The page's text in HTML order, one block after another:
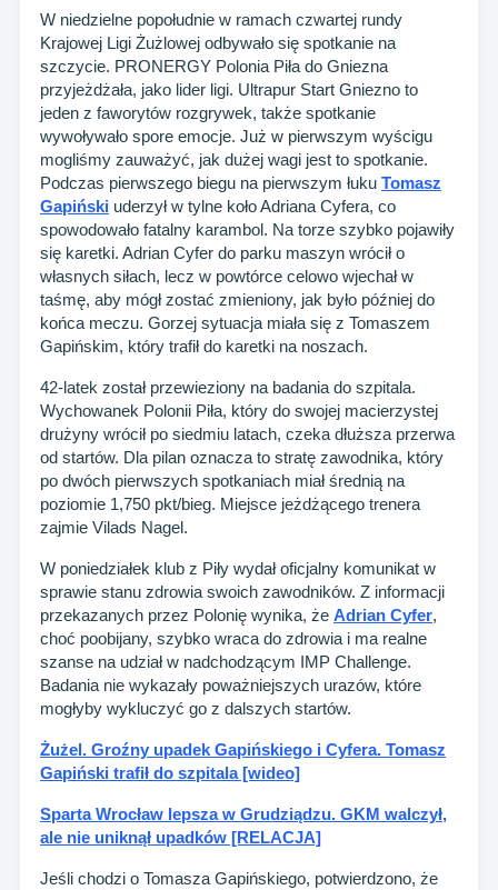
W niedzielne popołudnie w ramach czwartej rundy
Krajowej Ligi Żużlowej odbywało się spotkanie na
szczycie. PRONERGY Polonia Piła do Gniezna
przyjeżdżała, jako lider ligi. Ultrapur Start Gniezno to
jeden z faworytów rozgrywek, także spotkanie
wywoływało spore emocje. Już w pierwszym wyścigu
mogliśmy zauważyć, jak dużej wagi jest to spotkanie.
Podczas pierwszego biegu na pierwszym łuku Tomasz
Gapiński uderzył w tylne koło Adriana Cyfera, co
spowodowało fatalny karambol. Na torze szybko pojawiły
się karetki. Adrian Cyfer do parku maszyn wrócił o
własnych siłach, lecz w powtórce celowo wjechał w
taśmę, aby mógł zostać zmieniony, jak było później do
końca meczu. Gorzej sytuacja miała się z Tomaszem
Gapińskim, który trafił do karetki na noszach.
42-latek został przewieziony na badania do szpitala.
Wychowanek Polonii Piła, który do swojej macierzystej
drużyny wrócił po siedmiu latach, czeka dłuższa przerwa
od startów. Dla pilan oznacza to stratę zawodnika, który
po dwóch pierwszych spotkaniach miał średnią na
poziomie 1,750 pkt/bieg. Miejsce jeżdżącego trenera
zajmie Vilads Nagel.
W poniedziałek klub z Piły wydał oficjalny komunikat w
sprawie stanu zdrowia swoich zawodników. Z informacji
przekazanych przez Polonię wynika, że Adrian Cyfer,
choć poobijany, szybko wraca do zdrowia i ma realne
szanse na udział w nadchodzącym IMP Challenge.
Badania nie wykazały poważniejszych urazów, które
mogłyby wykluczyć go z dalszych startów.
Żużel. Groźny upadek Gapińskiego i Cyfera. Tomasz
Gapiński trafił do szpitala [wideo]
Sparta Wrocław lepsza w Grudziądzu. GKM walczył,
ale nie uniknął upadków [RELACJA]
Jeśli chodzi o Tomasza Gapińskiego, potwierdzono, że